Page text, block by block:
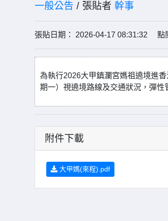
一般公告 / 張貼者 幹事
張貼日期： 2026-04-17 08:31:32 點
為執行2026大甲鎮瀾宮媽祖遶境進
期一）視遶境路線及交通狀況，彈性
附件下載
大甲媽(來程).pdf